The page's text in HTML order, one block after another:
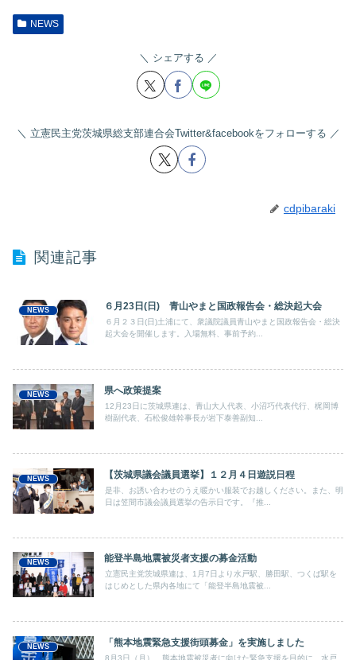
NEWS
シェアする
立憲民主党茨城県総支部連合会Twitter&facebookをフォローする
cdpibaraki
関連記事
NEWS ６月23日(日) 青山やまと国政報告会・総決起大会
６月２３日(日)土浦にて、衆議院議員青山やまと国政報告会・総決
起大会を開催します。入場無料、事前予約...
NEWS 県へ政策提案
12月23日に茨城県連は、青山大人代表、小沼巧代表代行、梶岡博
樹副代表、石松俊雄幹事長が岩下泰善副知...
NEWS 【茨城県議会議員選挙】１２月４日遊説日程
是非、お誘い合わせのうえ暖かい服装でお越しください。また、明
日は笠間市議会議員選挙の告示日です。『推...
NEWS 能登半島地震被災者支援の募金活動
立憲民主党茨城県連は、1月7日より水戸駅、勝田駅、つくば駅を
はじめとした県内各地にて「能登半島地震被...
NEWS 「熊本地震緊急支援街頭募金」を実施しました
8月3日（月）、熊本地震被災者に向けた緊急支援を目的に、水戸